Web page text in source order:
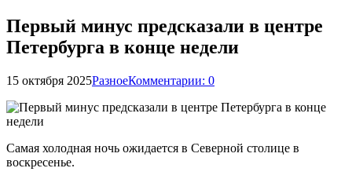
Первый минус предсказали в центре
Петербурга в конце недели
15 октября 2025РазноеКомментарии: 0
Самая холодная ночь ожидается в Северной столице в
воскресенье.